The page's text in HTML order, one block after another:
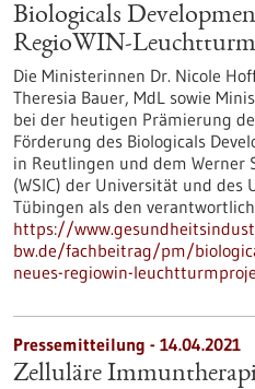
Biologicals
RegioWIN-
Die Ministerinnen Dr. Nicole
Theresia Bauer, MdL sowie
bei der heutigen Prämierung
Förderung des Biologicals
in Reutlingen und dem Werner
(WSIC) der Universität und
Tübingen als den
https://
bw.de/fachbeitrag/pm/
neues-regiowin-
Pressemitteilung - 14.04.2021
Zelluläre